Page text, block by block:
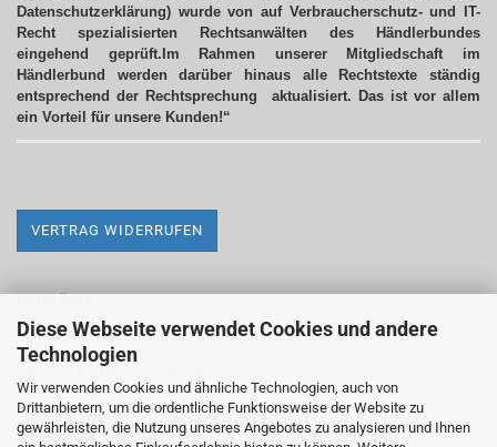
Diese Webseite verwendet Cookies und andere
Technologien
Wir verwenden Cookies und ähnliche Technologien, auch von
Drittanbietern, um die ordentliche Funktionsweise der Website zu
gewährleisten, die Nutzung unseres Angebotes zu analysieren und Ihnen
Datenschutzerklärung) wurde von auf Verbraucherschutz- und IT-
Recht spezialisierten Rechtsanwälten des Händlerbundes
eingehend geprüft.Im Rahmen unserer Mitgliedschaft im
Händlerbund werden darüber hinaus alle Rechtstexte ständig
entsprechend der Rechtsprechung aktualisiert. Das ist vor allem
ein Vorteil für unsere Kunden!“
VERTRAG WIDERRUFEN
Impressum
Versand- & Zahlungsbedingungen
Widerrufsrecht & Widerrufsformular